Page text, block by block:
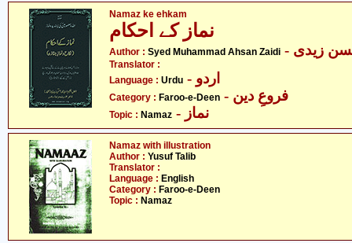
Namaz ke ehkam
نماز کے احکام
Author : Syed Muhammad Ahsan Zaidi زیدی
Translator :
Language : Urdu - اردو
Category : Faroo-e-Deen - فروعِ دین
Topic : Namaz - نماز
Namaz with illustration
Author : Yusuf Talib
Translator :
Language : English
Category : Faroo-e-Deen
Topic : Namaz